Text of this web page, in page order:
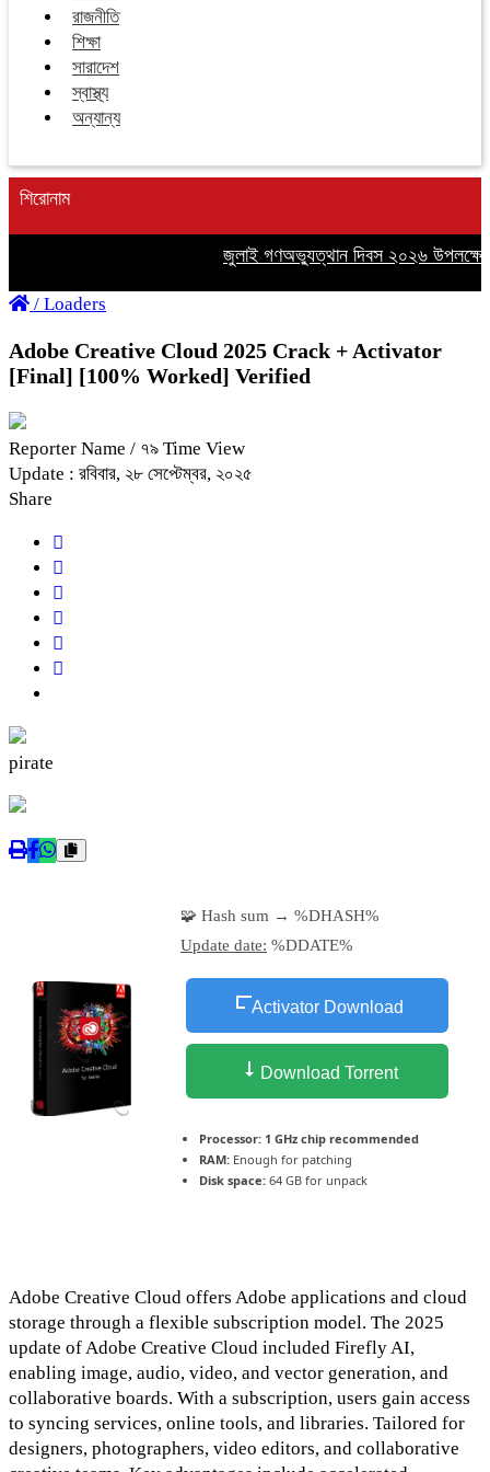
রাজনীতি
শিক্ষা
সারাদেশ
স্বাস্থ্য
অন্যান্য
শিরোনাম
জুলাই গণঅভ্যুত্থান দিবস ২০২৬ উপলক্ষে
/ Loaders
Adobe Creative Cloud 2025 Crack + Activator
[Final] [100% Worked] Verified
Reporter Name / ৭৯ Time View
Update : রবিবার, ২৮ সেপ্টেম্বর, ২০২৫
Share
pirate
🧩 Hash sum → %DHASH%
Update date: %DDATE%
Activator Download
Download Torrent
Processor: 1 GHz chip recommended
RAM: Enough for patching
Disk space: 64 GB for unpack
Adobe Creative Cloud offers Adobe applications and cloud
storage through a flexible subscription model. The 2025
update of Adobe Creative Cloud included Firefly AI,
enabling image, audio, video, and vector generation, and
collaborative boards. With a subscription, users gain access
to syncing services, online tools, and libraries. Tailored for
designers, photographers, video editors, and collaborative